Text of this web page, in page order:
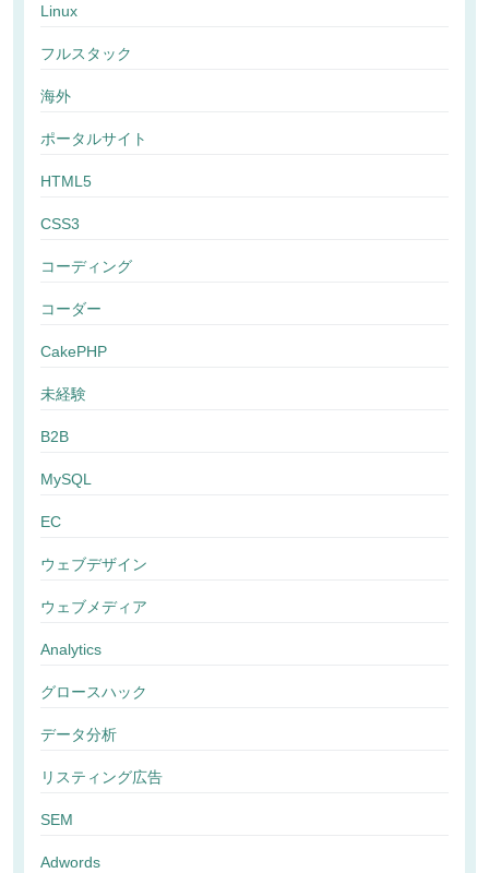
Linux
フルスタック
海外
ポータルサイト
HTML5
CSS3
コーディング
コーダー
CakePHP
未経験
B2B
MySQL
EC
ウェブデザイン
ウェブメディア
Analytics
グロースハック
データ分析
リスティング広告
SEM
Adwords